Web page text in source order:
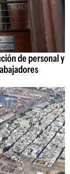
de personal y